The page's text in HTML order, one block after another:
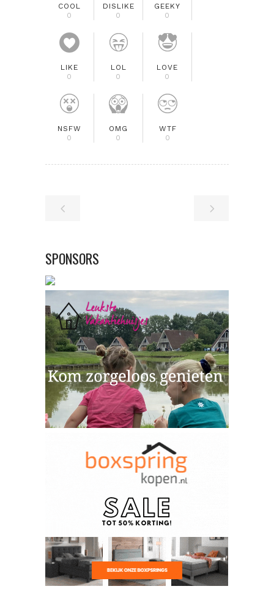
COOL
0
DISLIKE
0
GEEKY
0
LIKE
0
LOL
0
LOVE
0
NSFW
0
OMG
0
WTF
0
SPONSORS